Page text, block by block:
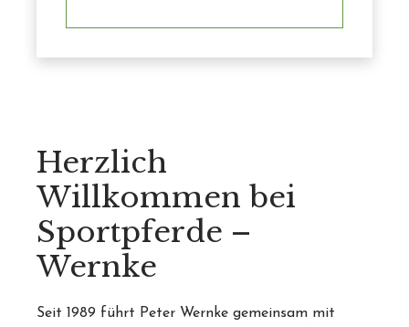
Herzlich
Willkommen bei
Sportpferde –
Wernke
Seit 1989 führt Peter Wernke gemeinsam mit